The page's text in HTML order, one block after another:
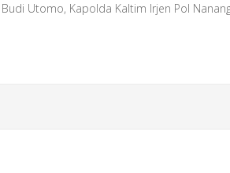
Utomo, Kapolda Kaltim Irjen Pol